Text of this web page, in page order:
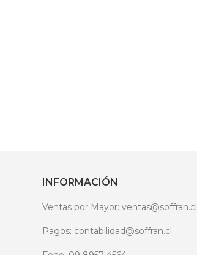
INFORMACIÓN
Ventas por Mayor: ventas@soffran.cl
Pagos: contabilidad@soffran.cl